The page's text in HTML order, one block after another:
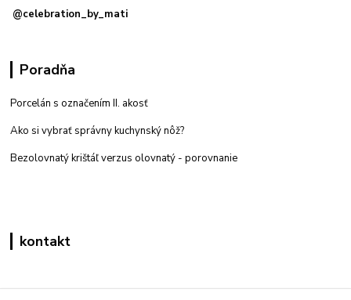
@celebration_by_mati
Poradňa
Porcelán s označením II. akosť
Ako si vybrať správny kuchynský nôž?
Bezolovnatý krištáľ verzus olovnatý - porovnanie
kontakt